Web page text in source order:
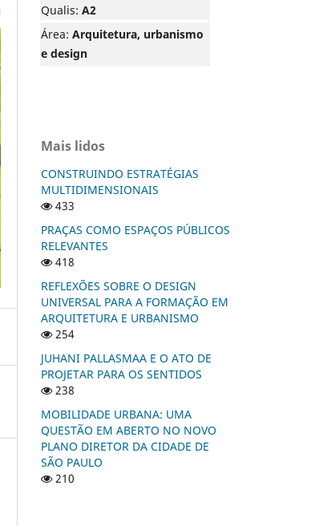
Qualis: A2
Área: Arquitetura, urbanismo
e design
Mais lidos
CONSTRUINDO ESTRATÉGIAS
MULTIDIMENSIONAIS
433
PRAÇAS COMO ESPAÇOS PÚBLICOS
RELEVANTES
418
REFLEXÕES SOBRE O DESIGN
UNIVERSAL PARA A FORMAÇÃO EM
ARQUITETURA E URBANISMO
254
JUHANI PALLASMAA E O ATO DE
PROJETAR PARA OS SENTIDOS
238
MOBILIDADE URBANA: UMA
QUESTÃO EM ABERTO NO NOVO
PLANO DIRETOR DA CIDADE DE
SÃO PAULO
210